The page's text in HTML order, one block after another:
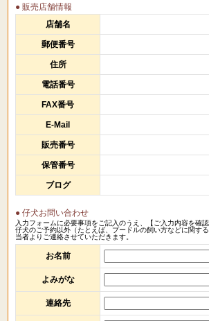
● 販売店舗情報
店舗名
郵便番号
住所
電話番号
FAX番号
E-Mail
販売番号
保管番号
ブログ
● 仔犬お問い合わせ
入力フォームに必要事項をご記入のうえ、【ご入力内容を確
仔犬のご予約以外（たとえば、プードルの飼い方などに関す
当者よりご連絡させていただきます。
お名前
よみがな
連絡先